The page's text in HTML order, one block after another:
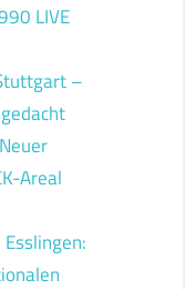
LIVE
–
Areal